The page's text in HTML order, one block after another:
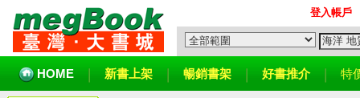
登入帳戶
HOME 新書上架 暢銷書架 好書推介 特